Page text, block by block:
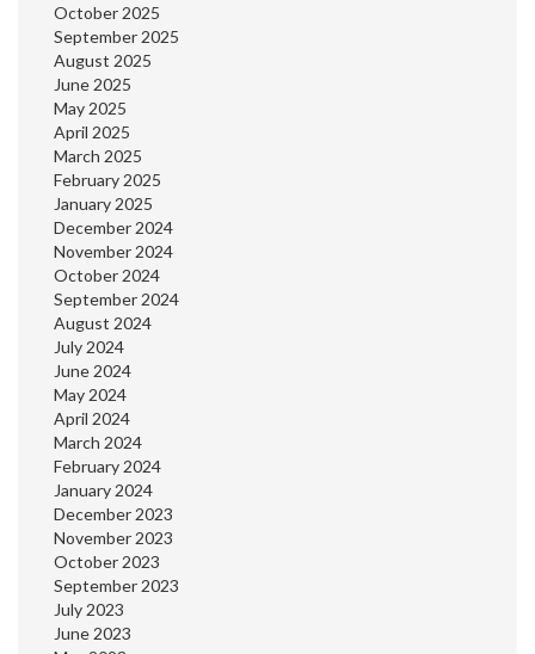
October 2025
September 2025
August 2025
June 2025
May 2025
April 2025
March 2025
February 2025
January 2025
December 2024
November 2024
October 2024
September 2024
August 2024
July 2024
June 2024
May 2024
April 2024
March 2024
February 2024
January 2024
December 2023
November 2023
October 2023
September 2023
July 2023
June 2023